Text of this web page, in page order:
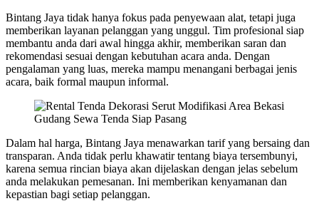
Bintang Jaya tidak hanya fokus pada penyewaan alat, tetapi juga
memberikan layanan pelanggan yang unggul. Tim profesional siap
membantu anda dari awal hingga akhir, memberikan saran dan
rekomendasi sesuai dengan kebutuhan acara anda. Dengan
pengalaman yang luas, mereka mampu menangani berbagai jenis
acara, baik formal maupun informal.
Gudang Sewa Tenda Siap Pasang
Dalam hal harga, Bintang Jaya menawarkan tarif yang bersaing dan
transparan. Anda tidak perlu khawatir tentang biaya tersembunyi,
karena semua rincian biaya akan dijelaskan dengan jelas sebelum
anda melakukan pemesanan. Ini memberikan kenyamanan dan
kepastian bagi setiap pelanggan.